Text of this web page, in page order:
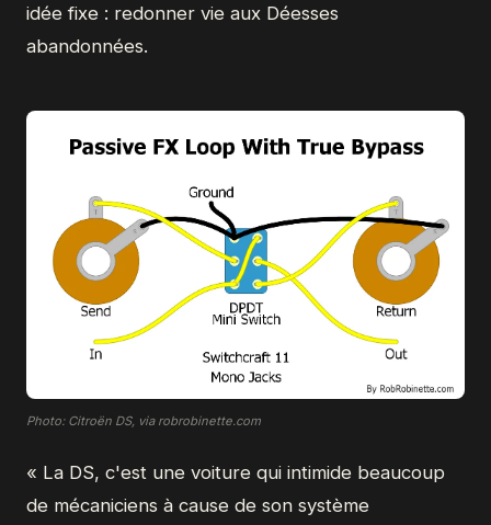
idée fixe : redonner vie aux Déesses
abandonnées.
Photo: Citroën DS, via robrobinette.com
« La DS, c'est une voiture qui intimide beaucoup
de mécaniciens à cause de son système